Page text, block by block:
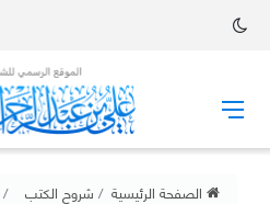
الصفحة الرئيسية شروح الكتب